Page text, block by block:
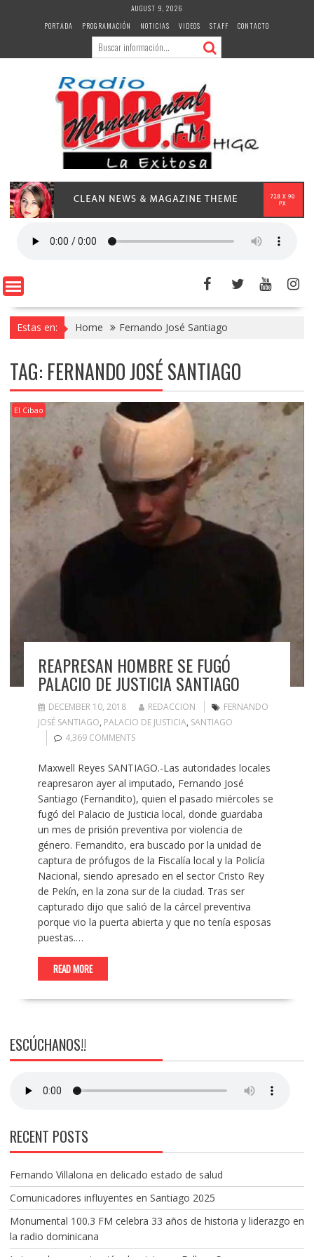
AUGUST 9, 2026
PORTADA
PROGRAMACIÓN NOTICIAS VIDEOS STAFF CONTACTO
Estas en: Home Fernando José Santiago
TAG: FERNANDO JOSÉ SANTIAGO
El Cibao
REAPRESAN HOMBRE SE FUGÓ
PALACIO DE JUSTICIA SANTIAGO
DECEMBER 10, 2018 REDACCION
FERNANDO
JOSÉ SANTIAGO, PALACIO DE JUSTICIA, SANTIAGO
4,369 COMMENTS
Maxwell Reyes SANTIAGO.-Las autoridades locales
reapresaron ayer al imputado, Fernando José
Santiago (Fernandito), quien el pasado miércoles se
fugó del Palacio de Justicia local, donde guardaba
un mes de prisión preventiva por violencia de
género. Fernandito, era buscado por la unidad de
captura de prófugos de la Fiscalía local y la Policía
Nacional, siendo apresado en el sector Cristo Rey
de Pekín, en la zona sur de la ciudad. Tras ser
capturado dijo que salió de la cárcel preventiva
porque vio la puerta abierta y que no tenía esposas
puestas.…
READ MORE
ESCÚCHANOS!!
RECENT POSTS
Fernando Villalona en delicado estado de salud
Comunicadores influyentes en Santiago 2025
Monumental 100.3 FM celebra 33 años de historia y liderazgo en
la radio dominicana